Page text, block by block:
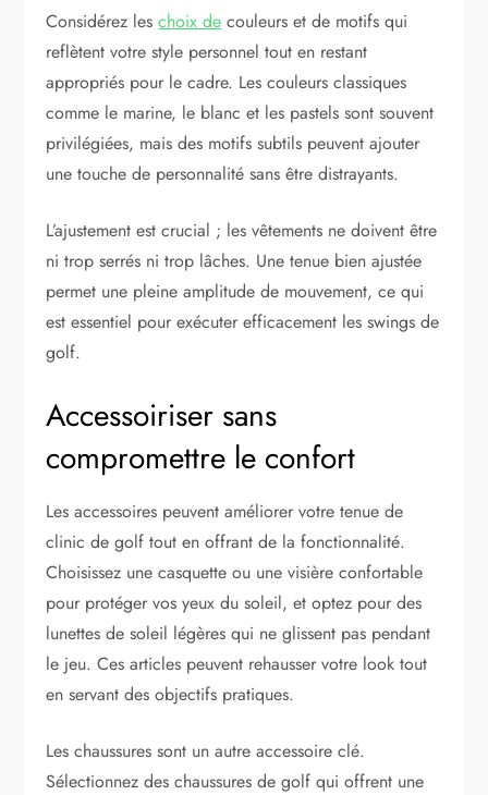
Considérez leschoix de couleurs et de motifs qui
reflètent votre style personnel tout en restant
appropriés pour le cadre. Les couleurs classiques
comme le marine, le blanc et les pastels sont souvent
privilégiées, mais des motifs subtils peuvent ajouter
une touche de personnalité sans être distrayants.
L’ajustement est crucial ; les vêtements ne doivent être
ni trop serrés ni trop lâches. Une tenue bien ajustée
permet une pleine amplitude de mouvement, ce qui
est essentiel pour exécuter efficacement les swings de
golf.
Accessoiriser sans
compromettre le confort
Les accessoires peuvent améliorer votre tenue de
clinic de golf tout en offrant de la fonctionnalité.
Choisissez une casquette ou une visière confortable
pour protéger vos yeux du soleil, et optez pour des
lunettes de soleil légères qui ne glissent pas pendant
le jeu. Ces articles peuvent rehausser votre look tout
en servant des objectifs pratiques.
Les chaussures sont un autre accessoire clé.
Sélectionnez des chaussures de golf qui offrent une